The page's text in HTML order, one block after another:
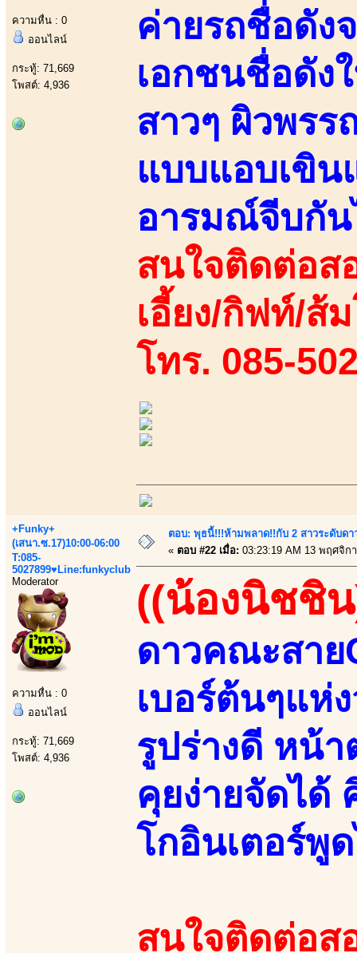
ความหื่น : 0
ออนไลน์
กระทู้: 71,669
โพสต์: 4,936
ค่ายรถชื่อดัง
เอกชนชื่อดัง
สาวๆ ผิวพร
แบบแอบเขิน
อารมณ์จีบกัน
สนใจติดต่อส
เอี้ยง/กิฟท์/ส้
โทร. 085-
+Funky+
(เสนา.ซ.17)10:00-06:00
T:085-
5027899♥Line:funkyclub
Moderator
ความหื่น : 0
ออนไลน์
กระทู้: 71,669
โพสต์: 4,936
ตอบ: พุธนี้!!!ห้ามพลาด!!กับ 2 สาวระดับดา
« ตอบ #22 เมื่อ: 03:23:19 AM 13 พฤศจิก
((น้องนิชชิ
ดาวคณะสา
เบอร์ต้นๆแห่
รูปร่างดี หน้
คุยง่ายจัดได้
โกอินเตอร์พู
สนใจติดต่อส